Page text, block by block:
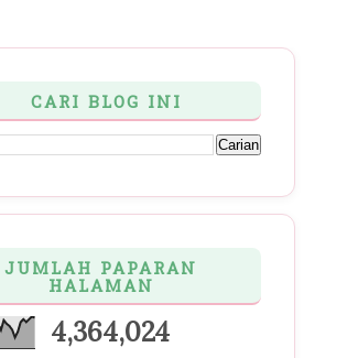
CARI BLOG INI
JUMLAH PAPARAN
HALAMAN
4,364,024